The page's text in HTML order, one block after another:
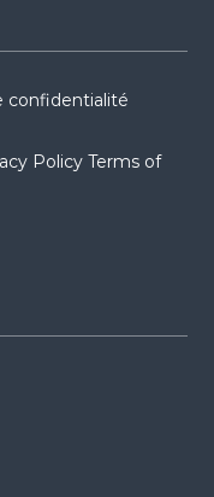
confidentialité
Policy Terms of